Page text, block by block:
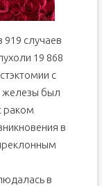
случаев
19 868
с
железы был
раком
в
в